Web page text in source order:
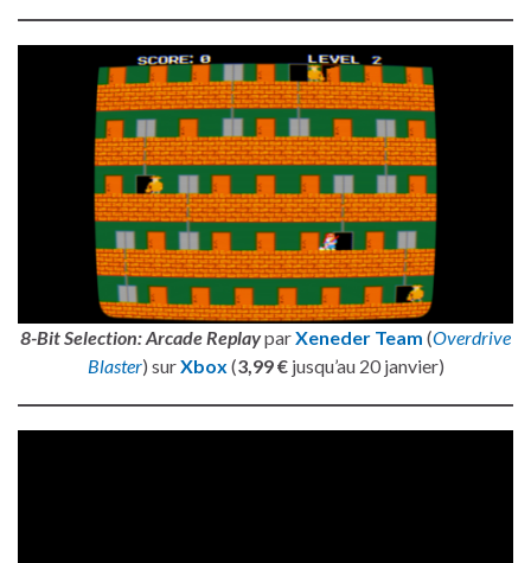
8-Bit Selection: Arcade ReplayparXeneder Team (Overdrive
Blaster) surXbox (3,99 €jusqu’au 20 janvier)